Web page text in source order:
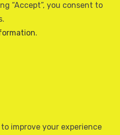
“Accept”, you consent to
.
improve your experience